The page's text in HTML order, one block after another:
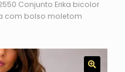
Conjunto Erika bicolor
com bolso moletom